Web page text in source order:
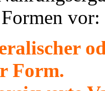
vor:
Form.